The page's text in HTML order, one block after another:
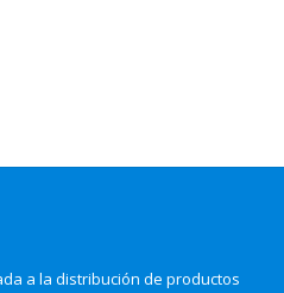
a la distribución de productos